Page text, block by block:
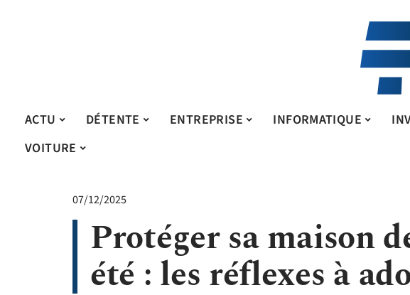
ACTU DÉTENTE ENTREPRISE INFORMATIQUE
VOITURE
07/12/2025
Protéger sa maison
été : les réflexes à